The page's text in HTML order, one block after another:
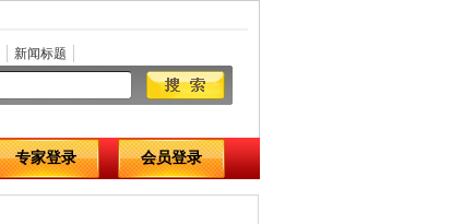
新闻标题
专家登录 会员登录